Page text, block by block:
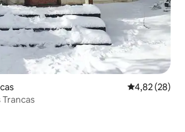
4,82 ud af 5 i
4,82 (28)